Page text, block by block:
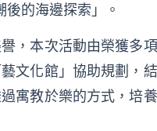
的海邊探索」。
，本次活動由榮獲多
文化館」協助規劃，
寓教於樂的方式，培